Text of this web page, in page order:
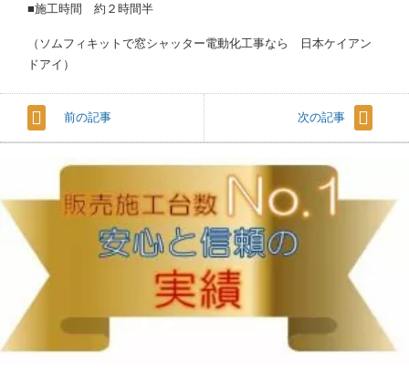
■施工時間 約２時間半
（ソムフィキットで窓シャッター電動化工事なら 日本ケイアン
ドアイ）
前の記事 次の記事